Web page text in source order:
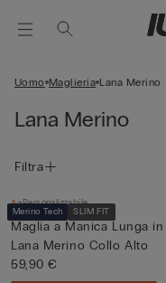
Uomo Maglieria Lana Merino
Lana Merino
Filtra
Merino Tech SLIM FIT
Personalizzabile
Maglia a Manica Lunga in
Lana Merino Collo Alto
59,90 €